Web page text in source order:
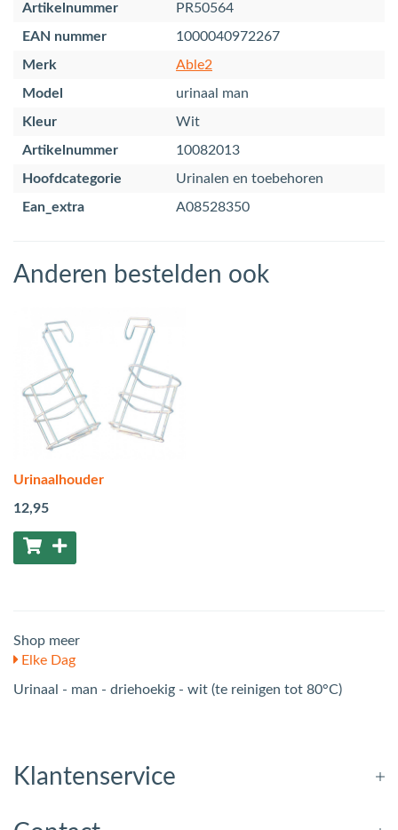
Artikelnummer
PR50564
EAN nummer
1000040972267
Merk
Able2
Model
urinaal man
Kleur
Wit
Artikelnummer
10082013
Hoofdcategorie
Urinalen en toebehoren
Ean_extra
A08528350
Anderen bestelden ook
Urinaalhouder
12,95
Shop meer
Elke Dag
Urinaal - man - driehoekig - wit (te reinigen tot 80°C)
Klantenservice